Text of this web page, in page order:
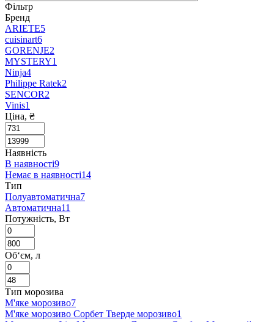
Фільтр
Бренд
ARIETE5
cuisinart6
GORENJE2
MYSTERY1
Ninja4
Philippe Ratek2
SENCOR2
Vinis1
Ціна, ₴
Наявність
В наявності9
Немає в наявності14
Тип
Полуавтоматична7
Автоматична11
Потужність, Вт
Об‘єм, л
Тип морозива
М'яке морозиво7
М'яке морозиво Сорбет Тверде морозиво1